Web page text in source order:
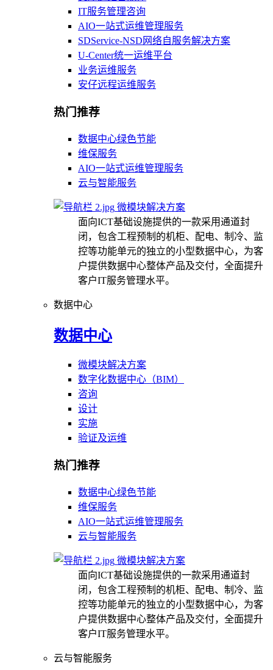
IT服务管理咨询
AIO一站式运维管理服务
SDService-NSD网络自服务解决方案
U-Center统一运维平台
业务运维服务
安仔远程运维服务
热门推荐
数据中心绿色节能
维保服务
AIO一站式运维管理服务
云与智能服务
微模块解决方案
面向ICT基础设施提供的一款采用通道封
闭，包含工程预制的机柜、配电、制冷、监
控等功能单元的独立的小型数据中心，为客
户提供数据中心整体产品及交付，全面提升
客户IT服务管理水平。
数据中心
数据中心
微模块解决方案
数字化数据中心（BIM）
咨询
设计
实施
验证及运维
热门推荐
数据中心绿色节能
维保服务
AIO一站式运维管理服务
云与智能服务
微模块解决方案
面向ICT基础设施提供的一款采用通道封
闭，包含工程预制的机柜、配电、制冷、监
控等功能单元的独立的小型数据中心，为客
户提供数据中心整体产品及交付，全面提升
客户IT服务管理水平。
云与智能服务